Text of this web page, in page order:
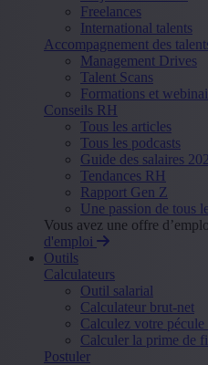
Freelances
International talents
Accompagnement des
Management Drives
Talent Scans
Formations et
Conseils RH
Tous les articles
Tous les podcasts
Guide des salaires
Tendances RH
Rapport Gen Z
Une passion de tous
Vous avez une offre
d'emploi
Outils
Calculateurs
Outil salarial
Calculateur brut-net
Calculez votre pécule
Calculer la prime de
Postuler